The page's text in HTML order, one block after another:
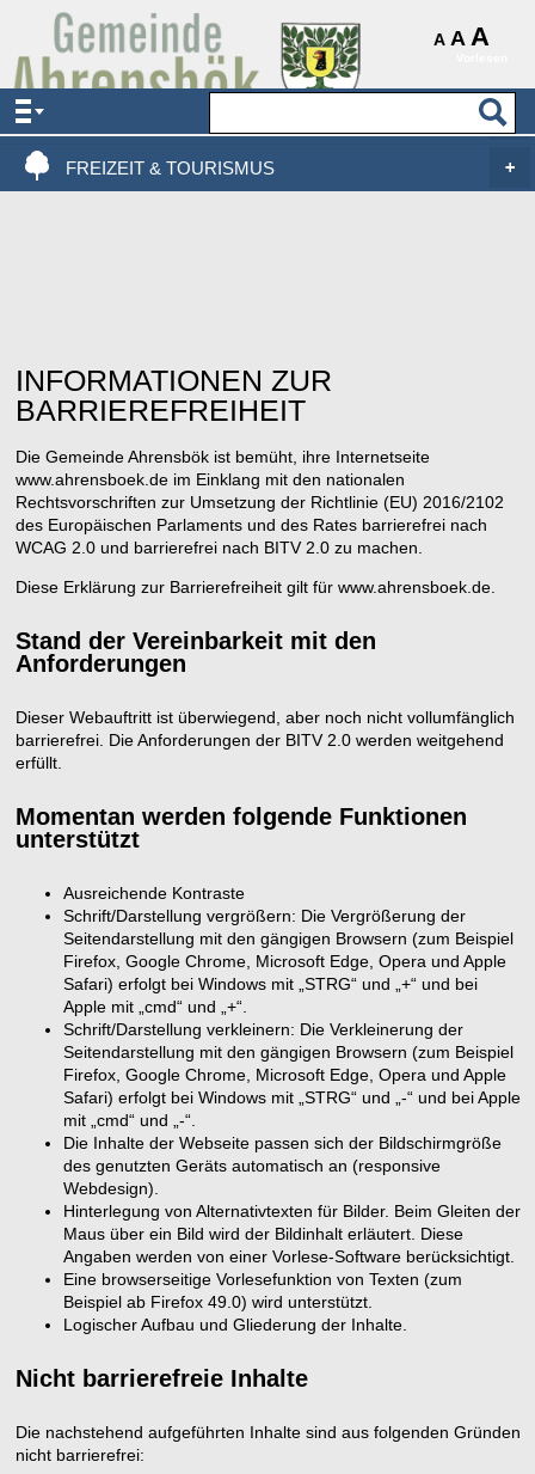
A A A
AKTUELLES & SERVICE
VERWALTUNG & POLITIK
FREIZEIT & TOURISMUS
INFORMATIONEN ZUR
BARRIEREFREIHEIT
Die Gemeinde Ahrensbök ist bemüht, ihre Internetseite
www.ahrensboek.de im Einklang mit den nationalen
Rechtsvorschriften zur Umsetzung der Richtlinie (EU) 2016/2102
des Europäischen Parlaments und des Rates barrierefrei nach
WCAG 2.0 und barrierefrei nach BITV 2.0 zu machen.
Diese Erklärung zur Barrierefreiheit gilt für www.ahrensboek.de.
Stand der Vereinbarkeit mit den
Anforderungen
Dieser Webauftritt ist überwiegend, aber noch nicht vollumfänglich
barrierefrei. Die Anforderungen der BITV 2.0 werden weitgehend
erfüllt.
Momentan werden folgende Funktionen
unterstützt
Ausreichende Kontraste
Schrift/Darstellung vergrößern: Die Vergrößerung der
Seitendarstellung mit den gängigen Browsern (zum Beispiel
Firefox, Google Chrome, Microsoft Edge, Opera und Apple
Safari) erfolgt bei Windows mit „STRG“ und „+“ und bei
Apple mit „cmd“ und „+“.
Schrift/Darstellung verkleinern: Die Verkleinerung der
Seitendarstellung mit den gängigen Browsern (zum Beispiel
Firefox, Google Chrome, Microsoft Edge, Opera und Apple
Safari) erfolgt bei Windows mit „STRG“ und „-“ und bei Apple
mit „cmd“ und „-“.
Die Inhalte der Webseite passen sich der Bildschirmgröße
des genutzten Geräts automatisch an (responsive
Webdesign).
Hinterlegung von Alternativtexten für Bilder. Beim Gleiten der
Maus über ein Bild wird der Bildinhalt erläutert. Diese
Angaben werden von einer Vorlese-Software berücksichtigt.
Eine browserseitige Vorlesefunktion von Texten (zum
Beispiel ab Firefox 49.0) wird unterstützt.
Logischer Aufbau und Gliederung der Inhalte.
Nicht barrierefreie Inhalte
Die nachstehend aufgeführten Inhalte sind aus folgenden Gründen
nicht barrierefrei: